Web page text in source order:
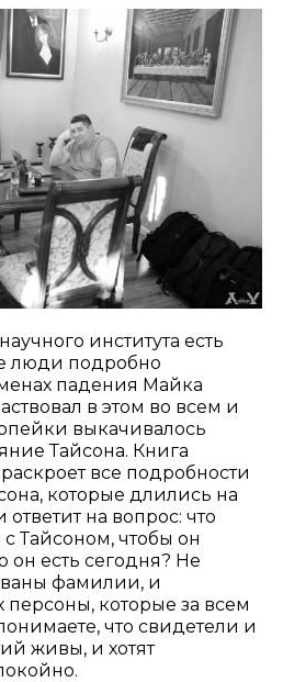
института есть
люди подробно
падения Майка
в этом во всем и
выкачивалось
Тайсона. Книга
все подробности
которые длились на
на вопрос: что
Тайсоном, чтобы он
он есть сегодня? Не
фамилии, и
которые за всем
что свидетели и
живы, и хотят